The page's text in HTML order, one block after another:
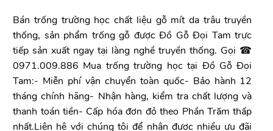
Bán trống trường học chất liệu gỗ mít da trâu truyền
thống, sản phẩm trống gỗ được Đồ Gỗ Đọi Tam trực
tiếp sản xuất ngay tại làng nghề truyền thống. Gọi ☎
0971.009.886 Mua trống trường học tại Đồ Gỗ Đọi
Tam:- Miễn phí vận chuyển toàn quốc- Bảo hành 12
tháng chính hãng- Nhận hàng, kiểm tra chất lượng và
thanh toán tiền- Cấp hóa đơn đỏ theo Phần Trăm thấp
nhất.Liên hệ với chúng tôi để nhận được nhiều ưu đãi